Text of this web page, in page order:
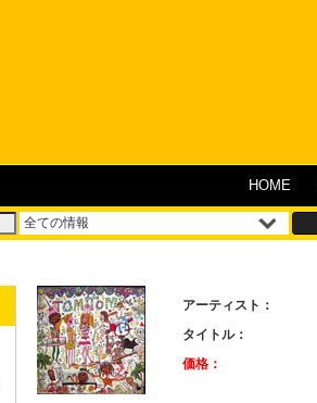
HOME
アーティスト：
タイトル：
価格：